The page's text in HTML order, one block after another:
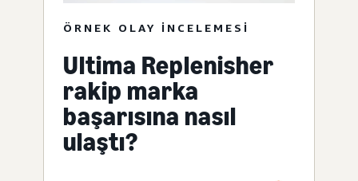
ÖRNEK OLAY INCELEMESI
Ultima Replenisher
rakip marka
başarısına nasıl
ulaştı?